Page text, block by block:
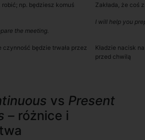
np. będziesz komuś
the meeting.
Zakłada, że coś
I will help you
czynność będzie trwała przez
Kładzie nacisk
przed chwilą
vs Present
– różnice i